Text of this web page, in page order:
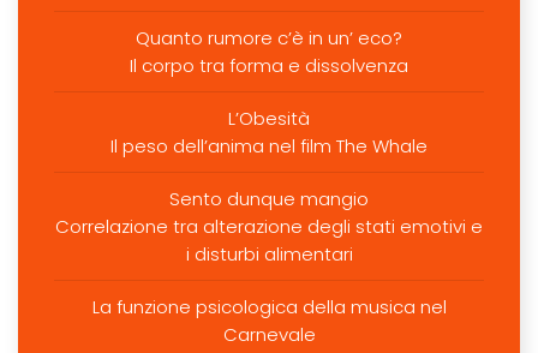
Quanto rumore c’è in un’ eco?
Il corpo tra forma e dissolvenza
L’Obesità
Il peso dell’anima nel film The Whale
Sento dunque mangio
Correlazione tra alterazione degli stati emotivi e
i disturbi alimentari
La funzione psicologica della musica nel
Carnevale